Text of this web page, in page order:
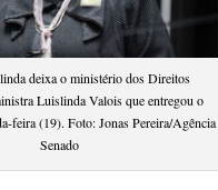
deixa o ministério dos Direitos
Luislinda Valois que entregou o
feira (19). Foto: Jonas Pereira/Agência
Senado